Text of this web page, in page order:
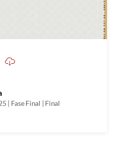
| Fase Final | Final